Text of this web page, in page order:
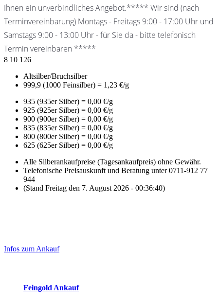
Ihnen ein unverbindliches Angebot.***** Wir sind (nach
Terminvereinbarung) Montags - Freitags 9:00 - 17:00 Uhr und
Samstags 9:00 - 13:00 Uhr - für Sie da - bitte telefonisch
Termin vereinbaren *****
8 10 126
Altsilber/Bruchsilber
999,9 (1000 Feinsilber) = 1,23 €/g
935 (935er Silber) = 0,00 €/g
925 (925er Silber) = 0,00 €/g
900 (900er Silber) = 0,00 €/g
835 (835er Silber) = 0,00 €/g
800 (800er Silber) = 0,00 €/g
625 (625er Silber) = 0,00 €/g
Alle Silberankaufpreise (Tagesankaufpreis) ohne Gewähr.
Telefonische Preisauskunft und Beratung unter 0711-912 77
944
(Stand Freitag den 7. August 2026 - 00:36:40)
Sidebar
Infos zum Ankauf
Feingold Ankauf